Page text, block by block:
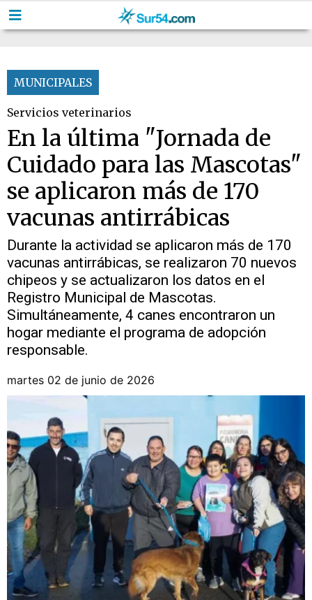
MUNICIPALES
Servicios veterinarios
En la última "Jornada de
Cuidado para las Mascotas"
se aplicaron más de 170
vacunas antirrábicas
Durante la actividad se aplicaron más de 170
vacunas antirrábicas, se realizaron 70 nuevos
chipeos y se actualizaron los datos en el
Registro Municipal de Mascotas.
Simultáneamente, 4 canes encontraron un
hogar mediante el programa de adopción
responsable.
martes 02 de junio de 2026